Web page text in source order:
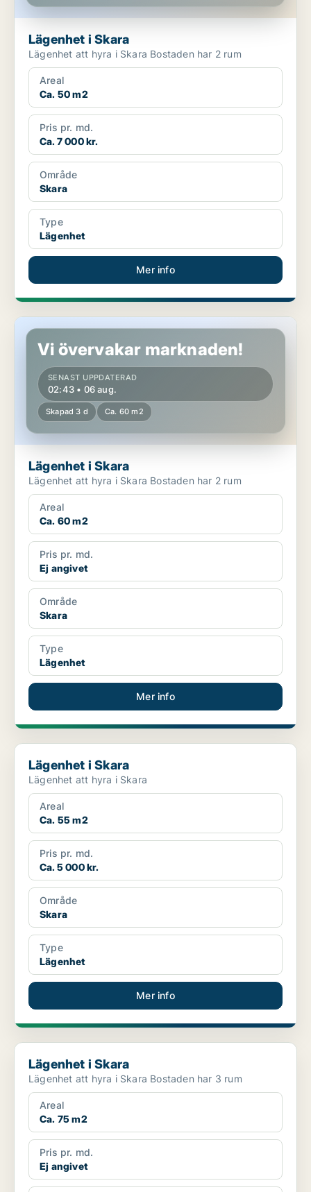
Lägenhet i Skara
Lägenhet att hyra i Skara Bostaden har 2 rum
Areal
Ca. 50 m2
Pris pr. md.
Ca. 7 000 kr.
Område
Skara
Type
Lägenhet
Mer info
Lägenhet i Skara
Vi övervakar marknaden!
SENAST UPPDATERAD
02:43 • 06 aug.
Skapad 3 d Ca. 60 m2
Lägenhet i Skara
Lägenhet att hyra i Skara Bostaden har 2 rum
Areal
Ca. 60 m2
Pris pr. md.
Ej angivet
Område
Skara
Type
Lägenhet
Mer info
Lägenhet i Skara
Lägenhet i Skara
Lägenhet att hyra i Skara
Areal
Ca. 55 m2
Pris pr. md.
Ca. 5 000 kr.
Område
Skara
Type
Lägenhet
Mer info
Lägenhet i Skara
Lägenhet i Skara
Lägenhet att hyra i Skara Bostaden har 3 rum
Areal
Ca. 75 m2
Pris pr. md.
Ej angivet